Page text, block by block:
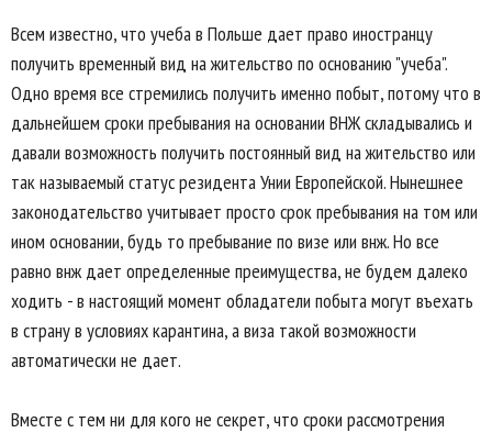
Всем известно, что учеба в Польше дает право иностранцу
получить временный вид на жительство по основанию "учеба".
Одно время все стремились получить именно побыт, потому что в
дальнейшем сроки пребывания на основании ВНЖ складывались и
давали возможность получить постоянный вид на жительство или
так называемый статус резидента Унии Европейской. Нынешнее
законодательство учитывает просто срок пребывания на том или
ином основании, будь то пребывание по визе или внж. Но все
равно внж дает определенные преимущества, не будем далеко
ходить - в настоящий момент обладатели побыта могут въехать
в страну в условиях карантина, а виза такой возможности
автоматически не дает.
Вместе с тем ни для кого не секрет, что сроки рассмотрения